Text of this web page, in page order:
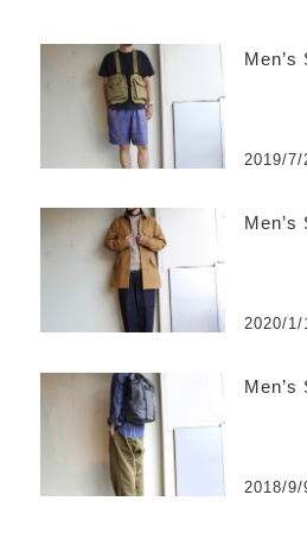
2019/7/
2020/1/
2018/9/